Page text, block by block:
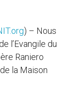
) – Nous
l’Evangile du
Raniero
la Maison